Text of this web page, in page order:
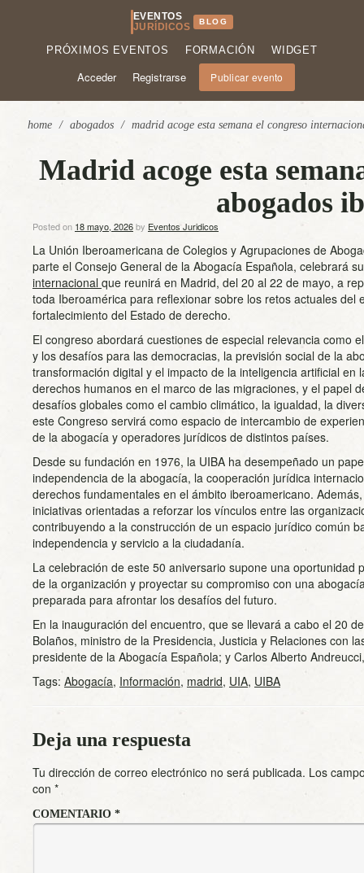
EVENTOS
JURÍDICOS
BLOG
PRÓXIMOS EVENTOS FORMACIÓN WIDGET
Acceder Registrarse Publicar evento
home / abogados / madrid acoge esta semana el congreso
Madrid acoge esta
abogados
Posted on 18 mayo, 2026by Eventos Juridicos
La Unión Iberoamericana de Colegios y Agrupaciones de
parte el Consejo General de la Abogacía Española, celebrará
internacional que reunirá en Madrid, del 20 al 22 de mayo, a
toda Iberoamérica para reflexionar sobre los retos actuales del
fortalecimiento del Estado de derecho.
El congreso abordará cuestiones de especial relevancia como
y los desafíos para las democracias, la previsión social de la
transformación digital y el impacto de la inteligencia artificial en
derechos humanos en el marco de las migraciones, y el papel
desafíos globales como el cambio climático, la igualdad, la
este Congreso servirá como espacio de intercambio de
de la abogacía y operadores jurídicos de distintos países.
Desde su fundación en 1976, la UIBA ha desempeñado un
independencia de la abogacía, la cooperación jurídica
derechos fundamentales en el ámbito iberoamericano.
iniciativas orientadas a reforzar los vínculos entre las
contribuyendo a la construcción de un espacio jurídico común
independencia y servicio a la ciudadanía.
La celebración de este 50 aniversario supone una oportunidad
de la organización y proyectar su compromiso con una
preparada para afrontar los desafíos del futuro.
En la inauguración del encuentro, que se llevará a cabo el 20
Bolaños, ministro de la Presidencia, Justicia y Relaciones con
presidente de la Abogacía Española; y Carlos Alberto
Tags: Abogacía, Información, madrid, UIA, UIBA
Deja una respuesta
Tu dirección de correo electrónico no será publicada. Los
con *
COMENTARIO *